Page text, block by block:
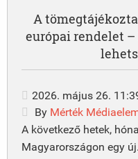
A
európai rendelet –
2026. május 26.
By Mérték
A következő hetek,
Magyarországon egy